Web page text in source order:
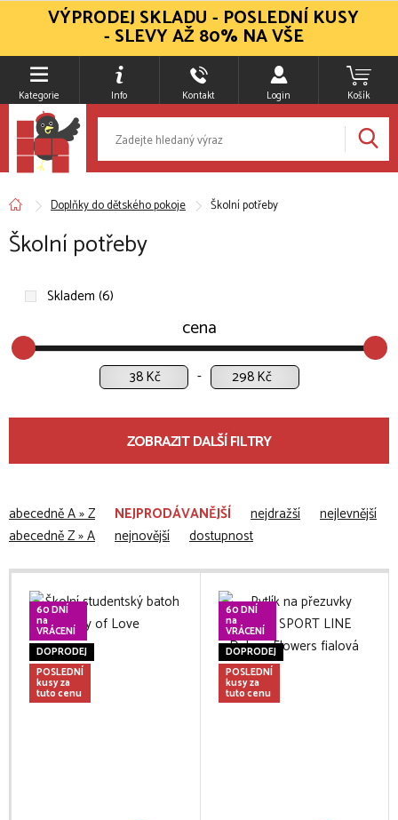
Kategorie Info Kontakt Login Košík
Doplňky do dětského pokoje Školní potřeby
Školní potřeby
Skladem (6)
cena
Kč Kč
ZOBRAZIT DALŠÍ FILTRY
abecedně A » Z NEJPRODÁVANĚJŠÍ nejdražší
nejlevnější
abecedně Z » A
nejnovější dostupnost
60 DNÍ
na
VRÁCENÍ
DOPRODEJ
POSLEDNÍ
kusy za
tuto cenu
60 DNÍ
na
VRÁCENÍ
DOPRODEJ
POSLEDNÍ
kusy za
tuto cenu
VÝPRODEJ SKLADU - POSLEDNÍ KUSY
- SLEVY AŽ 80% NA VŠE